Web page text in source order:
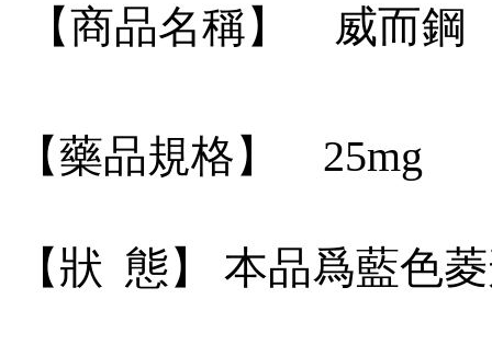
【商品名稱】 威而鋼
【藥品規格】 25mg
【狀 態】 本品爲藍色